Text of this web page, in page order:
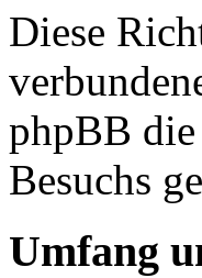
Diese
phpBB die
Besuchs
Umfang